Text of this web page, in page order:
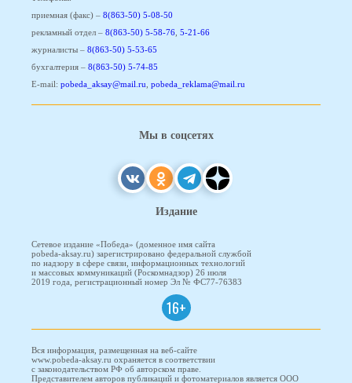
приемная (факс) – 8(863-50) 5-08-50
рекламный отдел – 8(863-50) 5-58-76 5-21-66
журналисты – 8(863-50) 5-53-65
бухгалтерия – 8(863-50) 5-74-85
E-mail: pobeda_aksay@mail.ru pobeda_reklama@mail.ru
Мы в соцсетях
Издание
Сетевое издание «Победа» (доменное имя сайта
pobeda-aksay.ru) зарегистрировано федеральной службой
по надзору в сфере связи, информационных технологий
и массовых коммуникаций (Роскомнадзор) 26 июля
2019 года, регистрационный номер Эл № ФС77-76383
16+
Вся информация, размещенная на веб-сайте
www.pobeda-aksay.ru охраняется в соответствии
с законодательством РФ об авторском праве.
Представителем авторов публикаций и фотоматериалов является ООО